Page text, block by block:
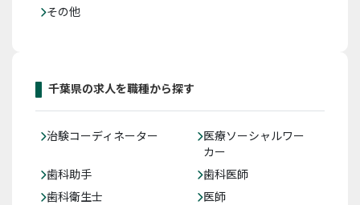
その他
千葉県の求人を職種から探す
治験コーディネーター
医療ソーシャルワー
カー
歯科助手
歯科医師
歯科衛生士
医師